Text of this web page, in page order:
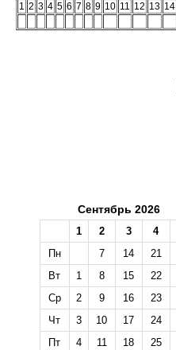
1 2 3 4 5 6 7 8 9 10 11 12 13 14
Сентябрь 2026
1 2 3 4
Пн
7 14 21
Вт
1 8 15 22
Ср
2 9 16 23
Чт
3 10 17
24
Пт
4 11 18
25